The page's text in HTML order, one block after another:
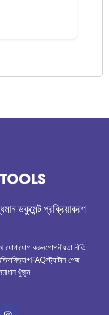
ডকুমেন্ট প্রক্রিয়াকরণ
যোগাযোগ করুনগোপনীয়তা নীতি
দাবিত্যাগFAQস্ট্যাটাস পেজ
খুঁজুন